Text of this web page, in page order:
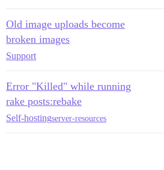
Old image uploads become
broken images
Support
Error "Killed" while running
rake posts:rebake
Self-hostingserver-resources